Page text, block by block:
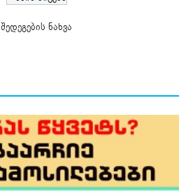
შედეგების ნახვა